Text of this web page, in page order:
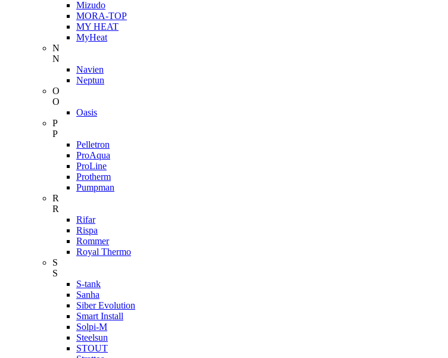
Mizudo
MORA-TOP
MY HEAT
MyHeat
N
N
Navien
Neptun
O
O
Oasis
P
P
Pelletron
ProAqua
ProLine
Protherm
Pumpman
R
R
Rifar
Rispa
Rommer
Royal Thermo
S
S
S-tank
Sanha
Siber Evolution
Smart Install
Solpi-M
Steelsun
STOUT